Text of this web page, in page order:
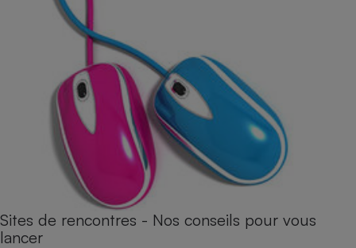
Sites de rencontres - Nos conseils pour vous
lancer